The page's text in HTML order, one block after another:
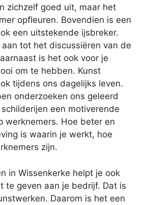
zichzelf goed uit, maar het
opfleuren. Bovendien is een
een uitstekende ijsbreker.
tot het discussiëren van de
is het ook voor je
om te hebben. Kunst
tijdens ons dagelijks leven.
onderzoeken ons geleerd
een motiverende
werknemers. Hoe beter en
is waarin je werkt, hoe
zijn.
in Wissenkerke helpt je ook
te geven aan je bedrijf. Dat is
Daarom is het een